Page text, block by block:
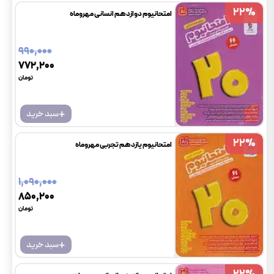
امتحانیوم دوازدهم انسانی مهروماه
+سبد خرید
۹۹۰٬۰۰۰
۷۷۲٬۲۰۰
تومان
22%
22%
امتحانیوم یازدهم تجربی مهروماه
+سبد خرید
۱٬۰۹۰٬۰۰۰
۸۵۰٬۲۰۰
تومان
22%
22%